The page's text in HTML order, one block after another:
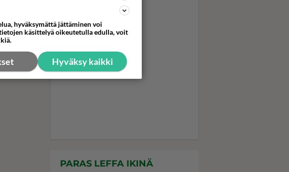
PARAS LEFFA IKINÄ
hyväksymättä jättäminen voi
käsittelyä oikeutetulla edulla, voit
Hyväksy kaikki